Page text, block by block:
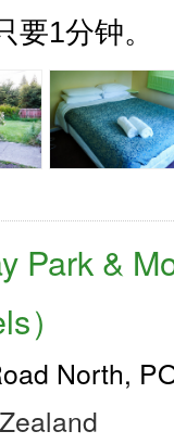
1分钟。
Park &
）
North,